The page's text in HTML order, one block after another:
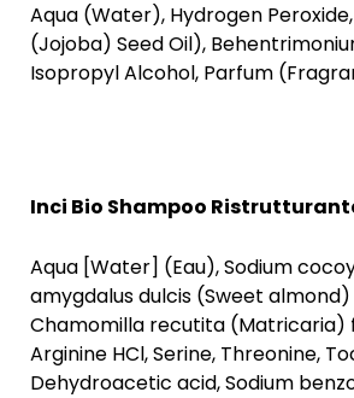
Aqua (Water), Hydrogen
(Jojoba) Seed Oil),
Isopropyl Alcohol, Parfum
Inci Bio Shampoo
Aqua [Water] (Eau), Sodium
amygdalus dulcis (Sweet
Chamomilla recutita (Matricaria)
Arginine HCl, Serine, Threonine,
Dehydroacetic acid, Sodium